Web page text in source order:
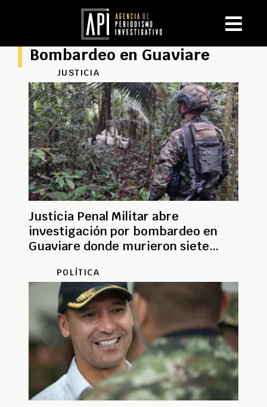
Bombardeo en Guaviare
JUSTICIA
Justicia Penal Militar abre
investigación por bombardeo en
Guaviare donde murieron siete
POLÍTICA